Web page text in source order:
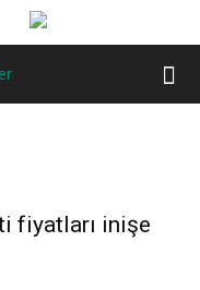
fiyatları inişe